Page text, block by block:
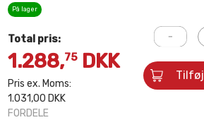
FORDELE
På lager
Total pris:
1.288,75 DKK
Pris ex. Moms:
1.031,00 DKK